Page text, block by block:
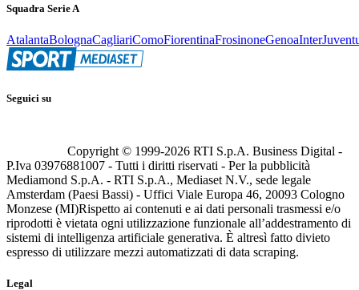
Squadra Serie A
AtalantaBolognaCagliariComoFiorentinaFrosinoneGenoaInter
Seguici su
Copyright © 1999-2026 RTI S.p.A. Business Digital -
P.Iva 03976881007 - Tutti i diritti riservati - Per la pubblicità
Mediamond S.p.A. - RTI S.p.A., Mediaset N.V., sede legale
Amsterdam (Paesi Bassi) - Uffici Viale Europa 46, 20093 Cologno
Monzese (MI)Rispetto ai contenuti e ai dati personali trasmessi e/o
riprodotti è vietata ogni utilizzazione funzionale all’addestramento di
sistemi di intelligenza artificiale generativa. È altresì fatto divieto
espresso di utilizzare mezzi automatizzati di data scraping.
Legal